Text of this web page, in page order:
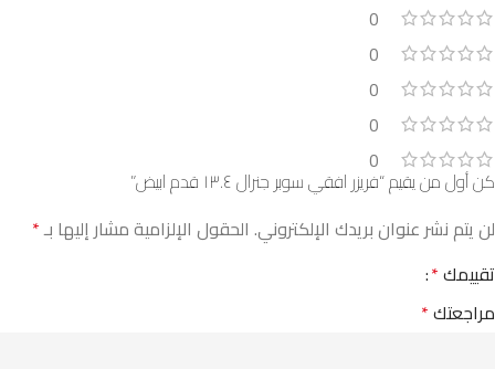
0
0
0
0
0
كن أول من يقيم “فريزر افقي سوبر جنرال ١٣.٤ قدم ابيض”
لن يتم نشر عنوان بريدك الإلكتروني. الحقول الإلزامية مشار إليها بـ*
تقييمك*
مراجعتك*